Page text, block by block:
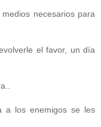
necesarios para
el favor, un día
a los enemigos se les